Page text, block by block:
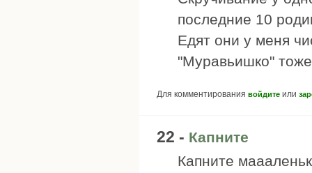
последние 10
Едят они у меня
"Муравьишко"
Для комментирования войдите или
22 - Капните
Капните